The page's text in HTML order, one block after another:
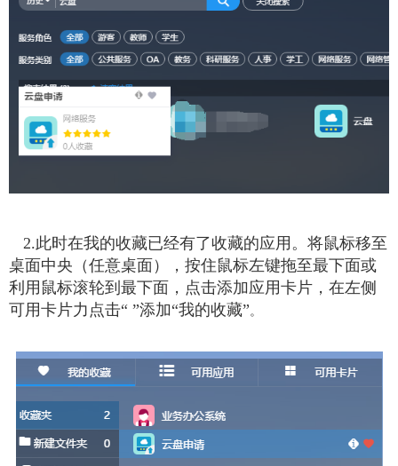
2.此时在我的收藏已经有了收藏的应用。将鼠标移至
桌面中央（任意桌面），按住鼠标左键拖至最下面或
利用鼠标滚轮到最下面，点击添加应用卡片，在左侧
可用卡片力点击“ ”添加“我的收藏”。